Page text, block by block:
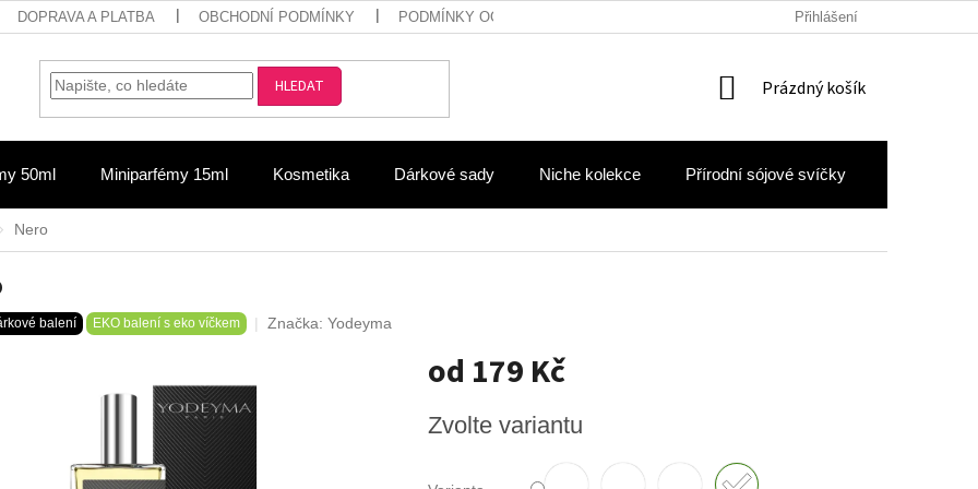
DOPRAVA A PLATBA OBCHODNÍ PODMÍNKY PODMÍNKY OCHRANY OSOBNÍCH ÚDAJŮ Přihlášení
HLEDAT
NÁKUPNÍ
Prázdný košík
50ml Miniparfémy 15ml Kosmetika Dárkové sady Niche kolekce Přírodní sójové svíčky
Nero
balení EKO balení s eko víčkem Značka: Yodeyma
od 179 Kč
cena:
Zvolte variantu